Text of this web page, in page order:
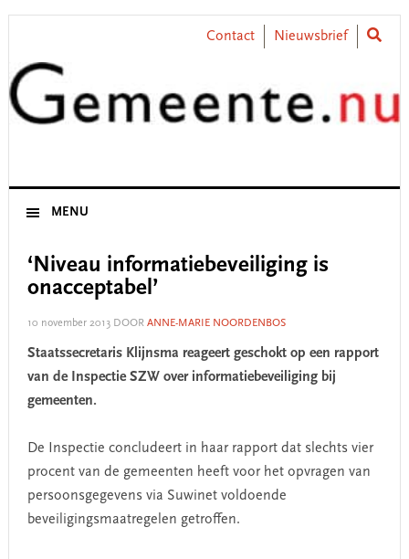
Skip
primary
navigation
Skip
content
Skip
primary
sidebar
Skip
footer
Contact Nieuwsbrief
MENU
‘Niveau informatiebeveiliging is
onacceptabel’
10 november 2013DOOR ANNE-MARIE NOORDENBOS
Staatssecretaris Klijnsma reageert geschokt op een rapport
van de Inspectie SZW over informatiebeveiliging bij
gemeenten.
De Inspectie concludeert in haar rapport dat slechts vier
procent van de gemeenten heeft voor het opvragen van
persoonsgegevens via Suwinet voldoende
beveiligingsmaatregelen getroffen.